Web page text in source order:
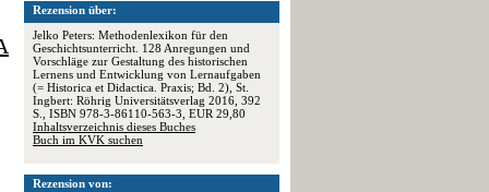
Rezension über:
Jelko Peters: Methodenlexikon für den
Geschichtsunterricht. 128 Anregungen und
Vorschläge zur Gestaltung des historischen
Lernens und Entwicklung von Lernaufgaben
(= Historica et Didactica. Praxis; Bd. 2), St.
Ingbert: Röhrig Universitätsverlag 2016, 392
S., ISBN 978-3-86110-563-3, EUR 29,80
Inhaltsverzeichnis dieses Buches
Buch im KVK suchen
Rezension von: